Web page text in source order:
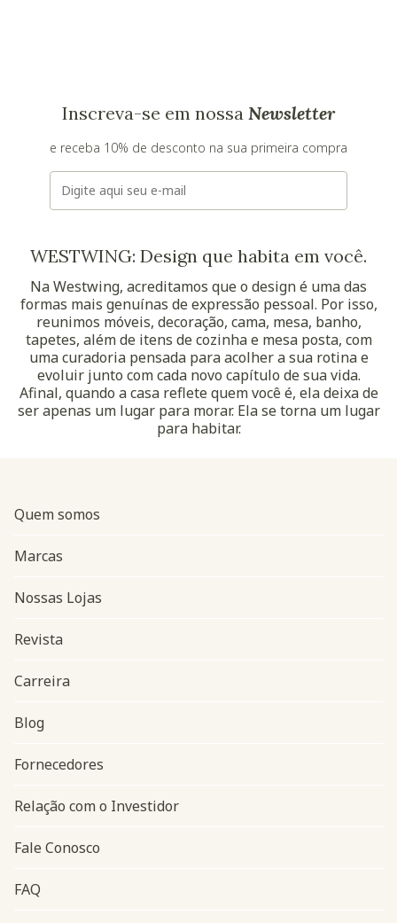
Inscreva-se em nossa Newsletter
e receba 10% de desconto na sua primeira compra
E-mail
WESTWING: Design que habita em você.
Na Westwing, acreditamos que o design é uma das
formas mais genuínas de expressão pessoal. Por isso,
reunimos móveis, decoração, cama, mesa, banho,
tapetes, além de itens de cozinha e mesa posta, com
uma curadoria pensada para acolher a sua rotina e
evoluir junto com cada novo capítulo de sua vida.
Afinal, quando a casa reflete quem você é, ela deixa de
ser apenas um lugar para morar. Ela se torna um lugar
para habitar.
Navegação do rodapé
Quem somos
Marcas
Nossas Lojas
Revista
Carreira
Blog
Fornecedores
Relação com o Investidor
Fale Conosco
FAQ